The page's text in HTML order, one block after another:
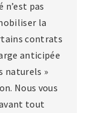
n’est pas
la
contrats
anticipée
naturels »
Nous vous
tout